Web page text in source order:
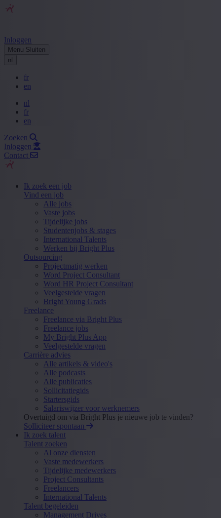
Inloggen
Menu Sluiten
nl
fr
en
nl
fr
en
Zoeken
Inloggen
Contact
Ik zoek een job
Vind een job
Alle jobs
Vaste jobs
Tijdelijke jobs
Studentenjobs & stages
International Talents
Werken bij Bright Plus
Outsourcing
Projectmatig werken
Word Project Consultant
Word HR Project Consultant
Veelgestelde vragen
Bright Young Grads
Freelance
Freelance via Bright Plus
Freelance jobs
My Bright Plus App
Veelgestelde vragen
Carrière advies
Alle artikels & video's
Alle podcasts
Alle publicaties
Sollicitatiegids
Startersgids
Salariswijzer voor werknemers
Overtuigd om via Bright Plus je nieuwe job te vinden?
Solliciteer spontaan
Ik zoek talent
Talent zoeken
Al onze diensten
Vaste medewerkers
Tijdelijke medewerkers
Project Consultants
Freelancers
International Talents
Talent begeleiden
Management Drives